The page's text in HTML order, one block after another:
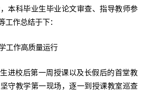
本科毕业生毕业论文审查、指导教师参
工作总结于下：
工作高质量运行
进校后第一周授课以及长假后的首堂教
守教学第一现场，逐一到授课教室巡查